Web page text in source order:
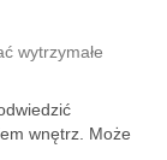
wytrzymałe
wnętrz. Może